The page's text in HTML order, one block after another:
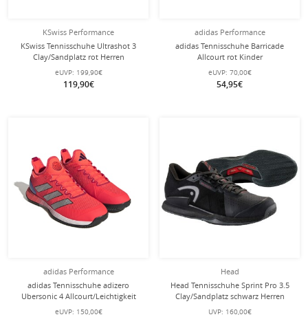
KSwiss Performance
KSwiss Tennisschuhe Ultrashot 3
Clay/Sandplatz rot Herren
eUVP: 199,90€
119,90€
adidas Performance
adidas Tennisschuhe Barricade
Allcourt rot Kinder
eUVP: 70,00€
54,95€
adidas Performance
adidas Tennisschuhe adizero
Ubersonic 4 Allcourt/Leichtigkeit
solarrot Herren
eUVP: 150,00€
Head
Head Tennisschuhe Sprint Pro 3.5
Clay/Sandplatz schwarz Herren
UVP: 160,00€